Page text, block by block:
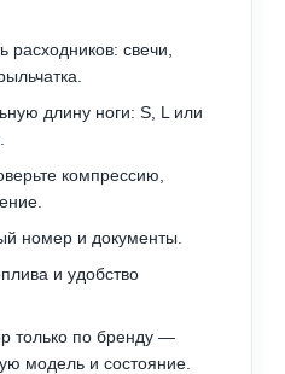
расходников: свечи,
длину ноги: S, L или
компрессию,
номер и документы.
и удобство
только по бренду —
модель и состояние.